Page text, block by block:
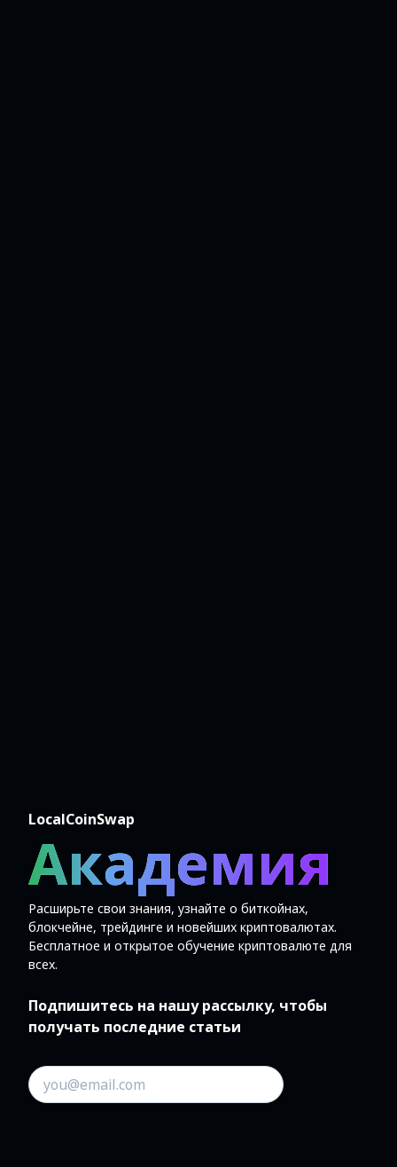
LocalCoinSwap
Академия
Расширьте свои знания, узнайте о биткойнах,
блокчейне, трейдинге и новейших криптовалютах.
Бесплатное и открытое обучение криптовалюте для
всех.
Подпишитесь на нашу рассылку, чтобы
получать последние статьи